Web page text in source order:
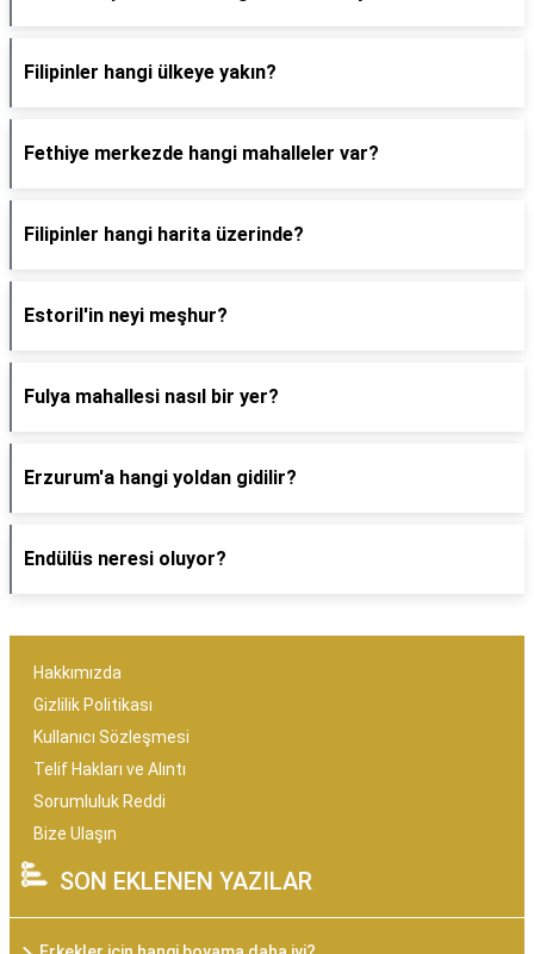
Filipinler hangi ülkeye yakın?
Fethiye merkezde hangi mahalleler var?
Filipinler hangi harita üzerinde?
Estoril'in neyi meşhur?
Fulya mahallesi nasıl bir yer?
Erzurum'a hangi yoldan gidilir?
Endülüs neresi oluyor?
Hakkımızda
Gizlilik Politikası
Kullanıcı Sözleşmesi
Telif Hakları ve Alıntı
Sorumluluk Reddi
Bize Ulaşın
SON EKLENEN YAZILAR